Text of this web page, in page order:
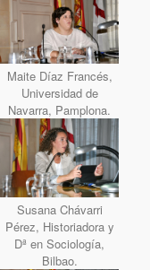
Maite Díaz Francés,
Universidad de
Navarra, Pamplona.
Susana Chávarri
Pérez, Historiadora y
Dª en Sociología,
Bilbao.